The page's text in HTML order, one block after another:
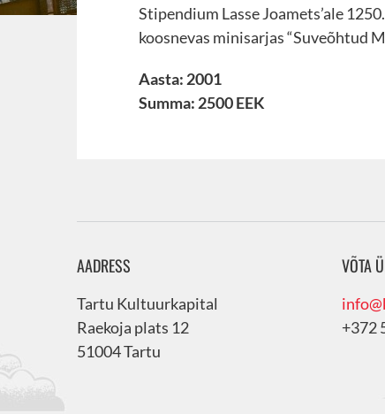
Stipendium Lasse Joamets’ale
koosnevas minisarjas “Suveõhtud
Aasta: 2001
Summa: 2500 EEK
AADRESS
Tartu Kultuurkapital
Raekoja plats 12
51004 Tartu
VÕTA
+372